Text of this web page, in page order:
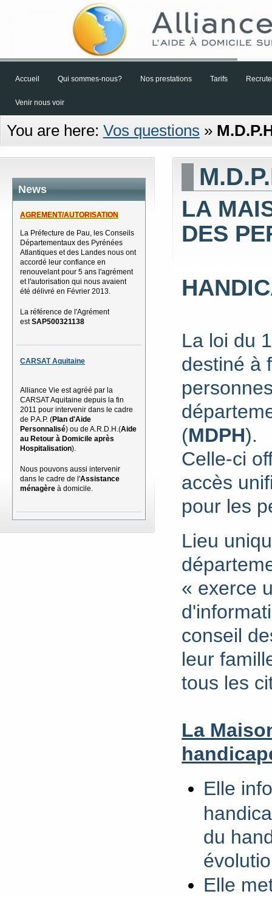
Accueil Qui sommes-nous? Nos prestations Tarifs
Venir nous voir
You are here: Vos questions »
News
AGREMENT/AUTORISATION
La Préfecture de Pau, les Conseils
Départementaux des Pyrénées
Atlantiques et des Landes nous ont
accordé leur confiance en
renouvelant pour 5 ans l'agrément
et l'autorisation qui nous avaient
été délivré en Février 2013.
La référence de l'Agrément
estSAP500321138
CARSAT Aquitaine
Alliance Vie est agréé par la
CARSAT Aquitaine depuis la fin
2011 pour intervenir dans le cadre
de P.A.P. (Plan d'Aide
Personnalisé) ou de A.R.D.H.(Aide
au Retour à Domicile après
Hospitalisation).
Nous pouvons aussi intervenir
dans le cadre de l'Assistance
ménagère à domicile.
LA
DES
La loi du
destiné à
(MDPH).
Celle-ci
accès
pour les
Lieu
« exerce
conseil
leur
tous les
La
Elle
du
Elle